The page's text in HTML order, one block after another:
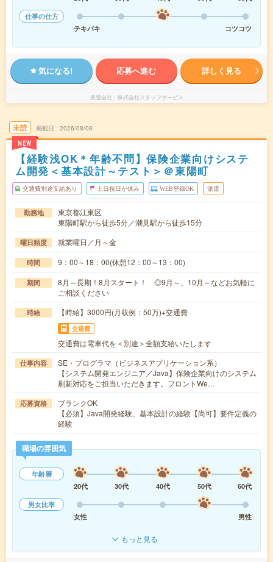
仕事の仕方
テキパキ
コツコツ
気になる! 応募へ進む 詳しく見る
派遣会社 株式会社スタッフサービス
未読
NEW
掲載日 2026/08/08
【経験浅OK＊年齢不問】保険企業向けシステ
ム開発＜基本設計～テスト＞＠東陽町
交通費別途支給あり 土日祝日が休み WEB登録OK 派遣
勤務地
東京都江東区
東陽町駅から徒歩5分／潮見駅から徒歩15分
曜日頻度 就業曜日／月～金
時間 9：00～18：00(休憩12：00～13：00)
期間
8月～長期！8月スタート！ ◎9月～、10月～などお気軽に
ご相談ください
時給 【時給】3000円(月収例：50万)+交通費
交通費
交通費は電車代を＜別途＞全額支給いたします
仕事内容
SE・プログラマ（ビジネスアプリケーション系）
【システム開発エンジニア／Java】保険企業向けのシステム
刷新対応をご担当いただきます。フロントWe…
応募資格
ブランクOK
【必須】Java開発経験、基本設計の経験【尚可】要件定義の
経験
職場の雰囲気
年齢層
20代
30代 40代 50代
60代
男女比率
女性
男性
もっと見る